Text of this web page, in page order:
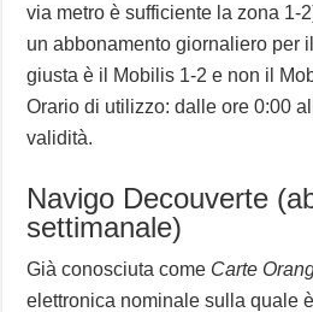
via metro è sufficiente la zona 1-
un abbonamento giornaliero per
giusta è il Mobilis 1-2 e non il
Orario di utilizzo: dalle ore 0:00
validità.
Navigo Decouverte
settimanale)
Già conosciuta come Carte
elettronica nominale sulla quale